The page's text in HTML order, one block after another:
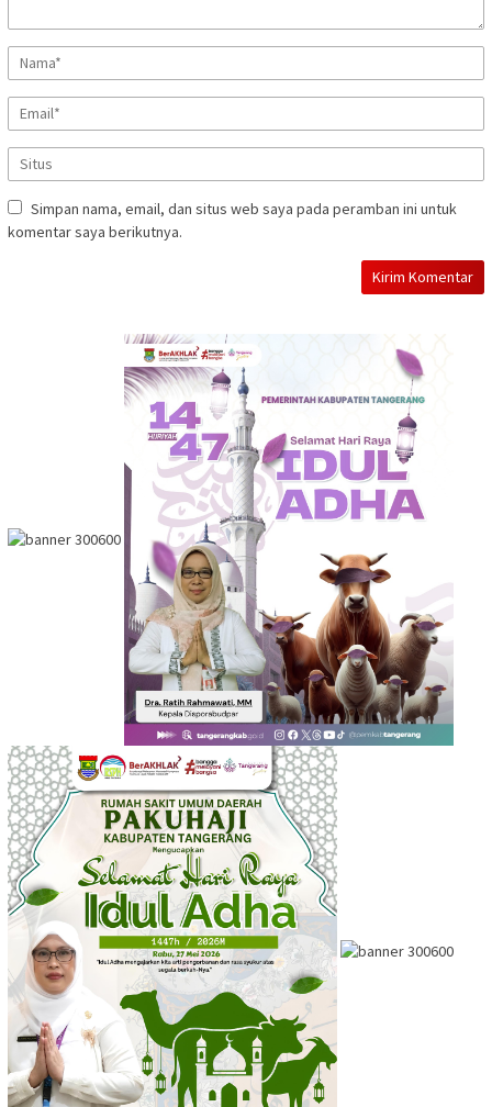
Simpan nama, email, dan situs web saya pada peramban ini untuk
komentar saya berikutnya.